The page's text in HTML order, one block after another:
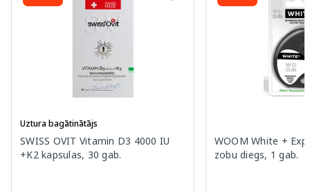
Uztura bagātinātājs
SWISS OVIT Vitamin D3 4000 IU
+K2 kapsulas, 30 gab.
WOOM White +
zobu diegs, 1 gab.